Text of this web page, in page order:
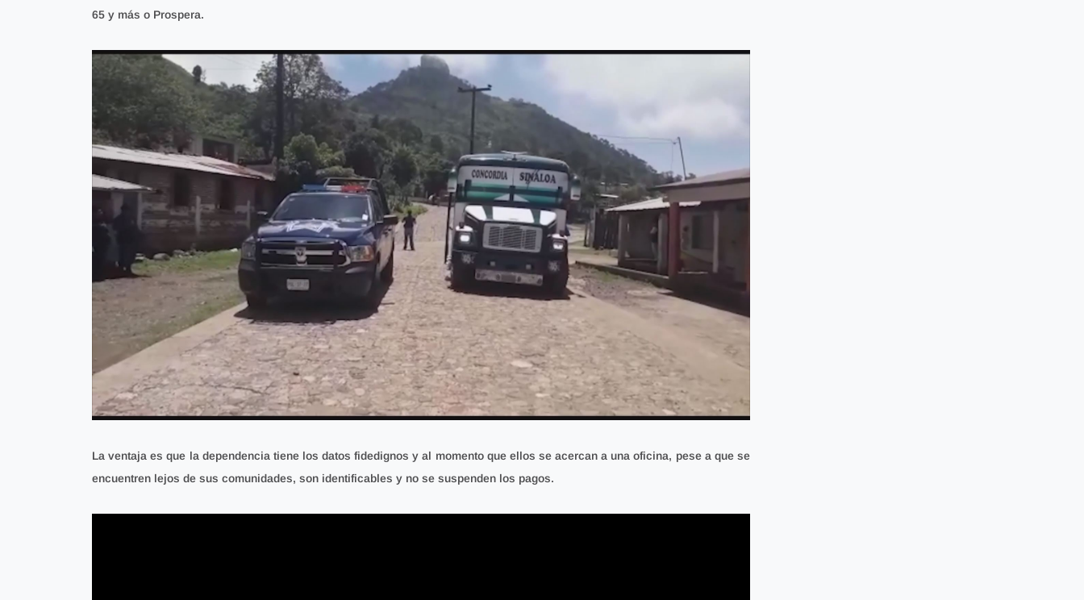
65 y más o Prospera.
La ventaja es que la dependencia tiene los datos fidedignos y al momento que ellos se acercan a una oficina, pese a que se
encuentren lejos de sus comunidades, son identificables y no se suspenden los pagos.